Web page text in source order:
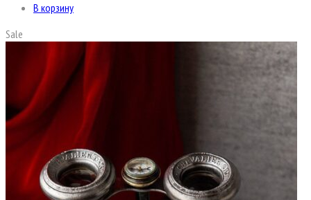
В корзину
Sale